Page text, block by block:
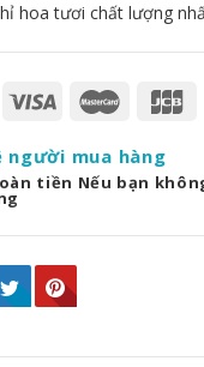
hoa tươi chất lượng
người mua hàng
tiền Nếu bạn